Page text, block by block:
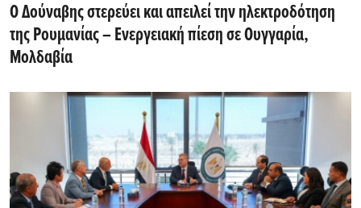
Ο Δούναβης στερεύει και απειλεί την ηλεκτροδότηση
της Ρουμανίας – Ενεργειακή πίεση σε Ουγγαρία,
Μολδαβία